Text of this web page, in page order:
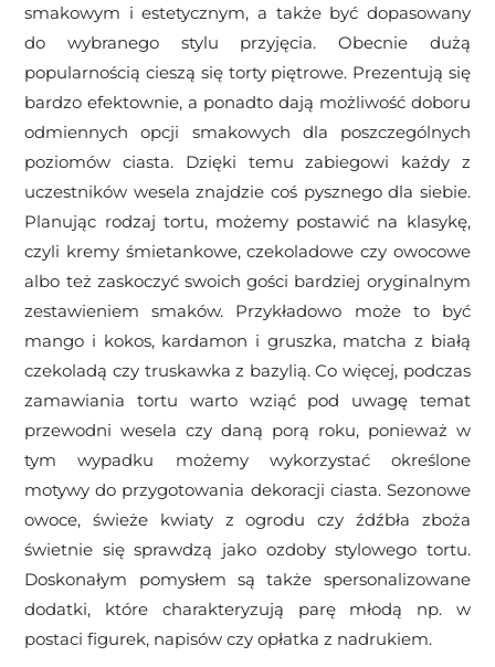
smakowym i estetycznym, a także być dopasowany
do wybranego stylu przyjęcia. Obecnie dużą
popularnością cieszą się torty piętrowe. Prezentują się
bardzo efektownie, a ponadto dają możliwość doboru
odmiennych opcji smakowych dla poszczególnych
poziomów ciasta. Dzięki temu zabiegowi każdy z
uczestników wesela znajdzie coś pysznego dla siebie.
Planując rodzaj tortu, możemy postawić na klasykę,
czyli kremy śmietankowe, czekoladowe czy owocowe
albo też zaskoczyć swoich gości bardziej oryginalnym
zestawieniem smaków. Przykładowo może to być
mango i kokos, kardamon i gruszka, matcha z białą
czekoladą czy truskawka z bazylią. Co więcej, podczas
zamawiania tortu warto wziąć pod uwagę temat
przewodni wesela czy daną porą roku, ponieważ w
tym wypadku możemy wykorzystać określone
motywy do przygotowania dekoracji ciasta. Sezonowe
owoce, świeże kwiaty z ogrodu czy źdźbła zboża
świetnie się sprawdzą jako ozdoby stylowego tortu.
Doskonałym pomysłem są także spersonalizowane
dodatki, które charakteryzują parę młodą np. w
postaci figurek, napisów czy opłatka z nadrukiem.